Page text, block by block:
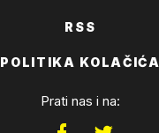
RSS
POLITIKA KOLAČIĆA
Prati nas i na: